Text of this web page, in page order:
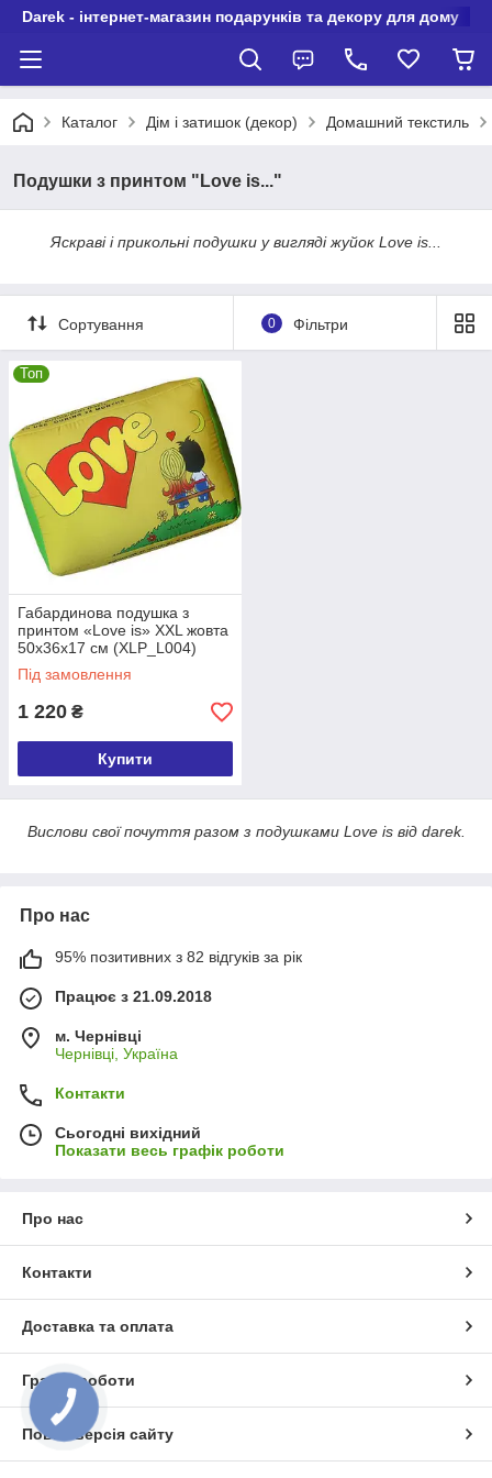
Darek - інтернет-магазин подарунків та декору для дому
Каталог Дім і затишок (декор) Домашний текстиль
Подушки з принтом "Love is..."
Яскраві і прикольні подушки у вигляді жуйок Love is...
Сортування 0 Фільтри
Топ
Габардинова подушка з
принтом «Lovе is» XXL жовта
50х36х17 см (XLP_L004)
Під замовлення
1 220 ₴
Купити
Вислови свої почуття разом з подушками Love is від darek.
Про нас
95% позитивних з 82 відгуків за рік
Працює з 21.09.2018
м. Чернівці
Чернівці, Україна
Контакти
Сьогодні вихідний
Показати весь графік роботи
Про нас
Контакти
Доставка та оплата
Графік роботи
Повна версія сайту
КНОПКА
ЗВ'ЯЗКУ